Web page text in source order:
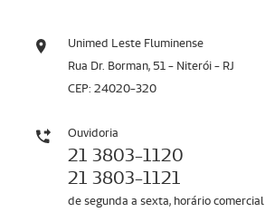
Unimed Leste Fluminense
Rua Dr. Borman, 51 - Niterói - RJ
CEP: 24020-320
Ouvidoria
21 3803-1120
21 3803-1121
de segunda a sexta, horário comercial